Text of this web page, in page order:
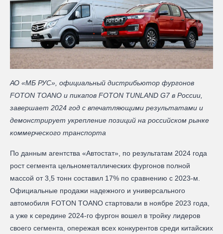
АО «МБ РУС», официальный дистрибьютор фургонов
FOTON TOANO и пикапов FOTON TUNLAND G7 в России,
завершает 2024 год с впечатляющими результатами и
демонстрирует укрепление позиций на российском рынке
коммерческого транспорта
По данным агентства «Автостат», по результатам 2024 года
рост сегмента цельнометаллических фургонов полной
массой от 3,5 тонн составил 17% по сравнению с 2023-м.
Официальные продажи надежного и универсального
автомобиля FOTON TOANO стартовали в ноябре 2023 года,
а уже к середине 2024-го фургон вошел в тройку лидеров
своего сегмента, опережая всех конкурентов среди китайских